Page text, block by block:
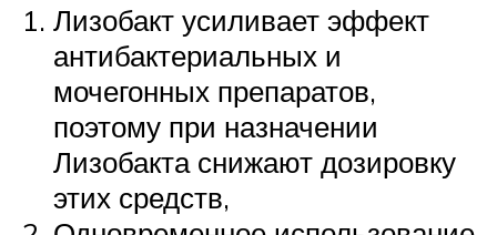
Лизобакт усиливает эффект
антибактериальных и
мочегонных препаратов,
поэтому при назначении
Лизобакта снижают дозировку
этих средств,